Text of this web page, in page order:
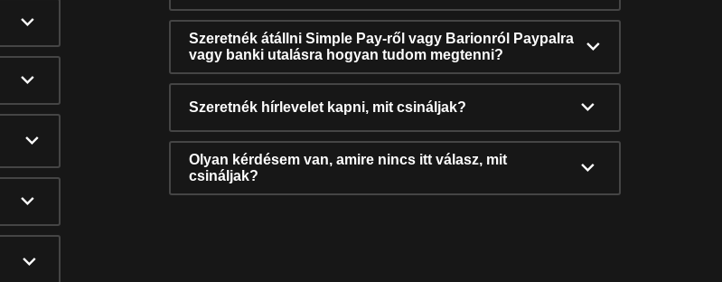
Szeretnék átállni Simple Pay-ről vagy Barionról Paypalra
vagy banki utalásra hogyan tudom megtenni?
Szeretnék hírlevelet kapni, mit csináljak?
Olyan kérdésem van, amire nincs itt válasz, mit
csináljak?